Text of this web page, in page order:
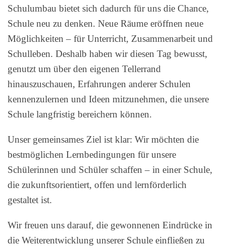
Schulumbau bietet sich dadurch für uns die Chance,
Schule neu zu denken. Neue Räume eröffnen neue
Möglichkeiten – für Unterricht, Zusammenarbeit und
Schulleben. Deshalb haben wir diesen Tag bewusst,
genutzt um über den eigenen Tellerrand
hinauszuschauen, Erfahrungen anderer Schulen
kennenzulernen und Ideen mitzunehmen, die unsere
Schule langfristig bereichern können.
Unser gemeinsames Ziel ist klar: Wir möchten die
bestmöglichen Lernbedingungen für unsere
Schülerinnen und Schüler schaffen – in einer Schule,
die zukunftsorientiert, offen und lernförderlich
gestaltet ist.
Wir freuen uns darauf, die gewonnenen Eindrücke in
die Weiterentwicklung unserer Schule einfließen zu